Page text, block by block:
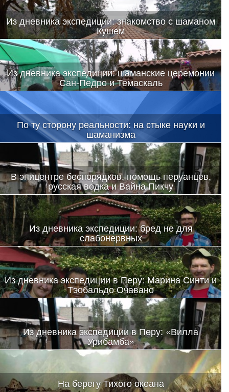
Из дневника экспедиции: знакомство с шаманом
Кушем
Из дневника экспедиции: шаманские церемонии
Сан-Педро и Темаскаль
По ту сторону реальности: на стыке науки и
шаманизма
В эпицентре беспорядков, помощь перуанцев,
русская водка и Вайна Пикчу
Из дневника экспедиции: бред не для
слабонервных
Из дневника экспедиции в Перу: Марина Синти и
Тэобальдо Очавано
Из дневника экспедиции в Перу: «Вилла
Урибамба»
На берегу Тихого океана